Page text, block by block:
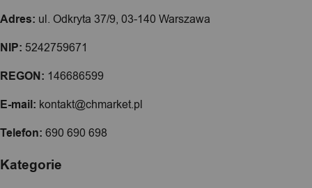
Adres: ul. Odkryta 37/9, 03-140 Warszawa
NIP: 5242759671
REGON: 146686599
E-mail: kontakt@chmarket.pl
Telefon: 690 690 698
Kategorie